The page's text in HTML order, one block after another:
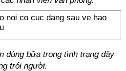
dùng bữa trong tình trạng dây
trói người.